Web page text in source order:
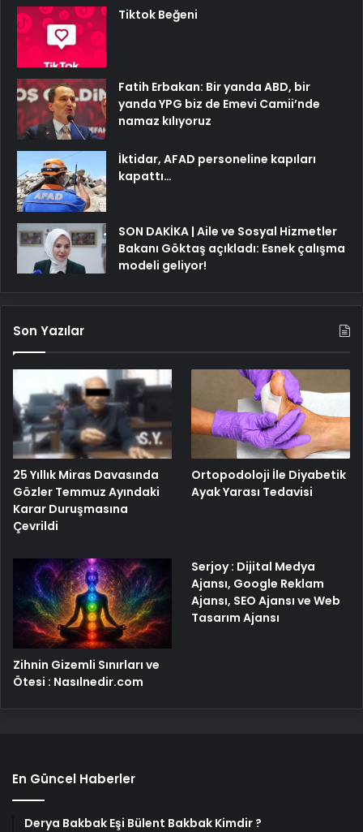
Tiktok Beğeni
Fatih Erbakan: Bir yanda ABD, bir
yanda YPG biz de Emevi Camii’nde
namaz kılıyoruz
İktidar, AFAD personeline kapıları
kapattı…
SON DAKİKA | Aile ve Sosyal Hizmetler
Bakanı Göktaş açıkladı: Esnek çalışma
modeli geliyor!
Son Yazılar
25 Yıllık Miras Davasında
Gözler Temmuz Ayındaki
Karar Duruşmasına
Çevrildi
Ortopodoloji İle Diyabetik
Ayak Yarası Tedavisi
Zihnin Gizemli Sınırları ve
Ötesi : Nasılnedir.com
Serjoy : Dijital Medya
Ajansı, Google Reklam
Ajansı, SEO Ajansı ve Web
Tasarım Ajansı
En Güncel Haberler
Derya Bakbak Eşi Bülent Bakbak Kimdir ?